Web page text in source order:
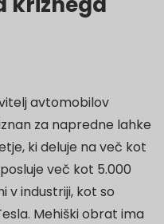
avtomobilov
za napredne lahke
ki deluje na več kot
več kot 5.000
v industriji, kot so
Mehiški obrat ima